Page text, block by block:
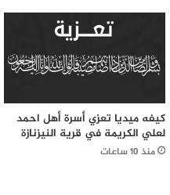
كيفه ميديا تعزي أسرة أهل احمد
لعلي الكريمة في قرية النيزنازة
منذ 10 ساعات